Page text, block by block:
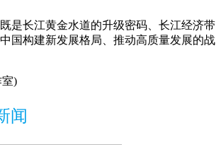
长江黄金水道的升级密码、长江经济带
国构建新发展格局、推动高质量发展的战
)